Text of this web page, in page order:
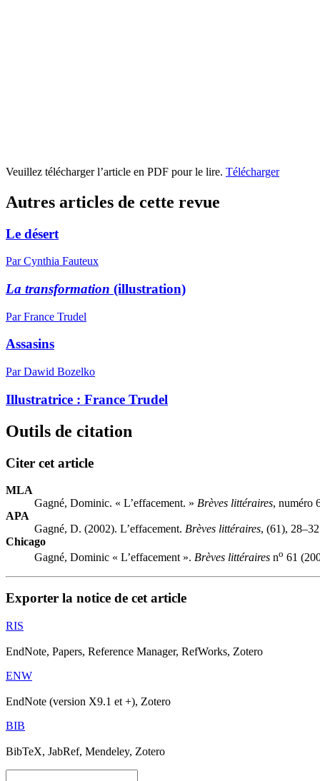
Veuillez télécharger l’article en PDF pour le lire. Télécharger
Autres articles de cette revue
Le désert
Par Cynthia Fauteux
La transformation (illustration)
Par France Trudel
Assasins
Par Dawid Bozelko
Illustratrice : France Trudel
Outils de citation
Citer cet article
MLA
Gagné, Dominic. « L’effacement. » Brèves littéraires, numéro
APA
Gagné, D. (2002). L’effacement. Brèves littéraires, (61),
Chicago
Gagné, Dominic « L’effacement ». Brèves littéraires no 61
Exporter la notice de cet article
RIS
EndNote, Papers, Reference Manager, RefWorks, Zotero
ENW
EndNote (version X9.1 et +), Zotero
BIB
BibTeX, JabRef, Mendeley, Zotero